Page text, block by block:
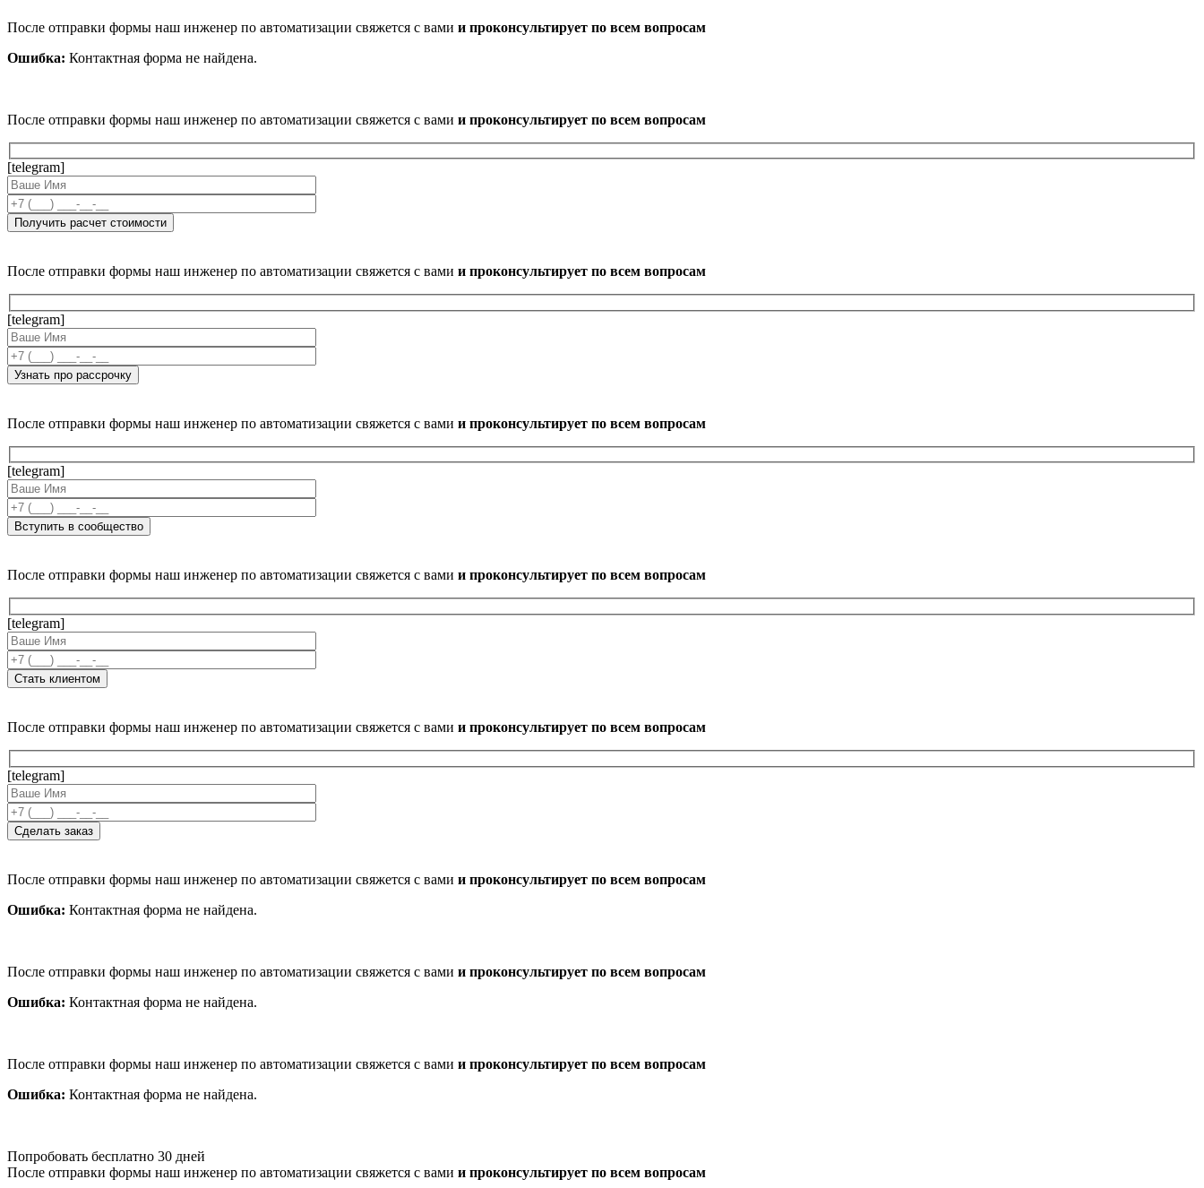
После отправки формы наш инженер по автоматизации свяжется с вами и проконсультирует по всем вопросам
Ошибка: Контактная форма не найдена.
После отправки формы наш инженер по автоматизации свяжется с вами и проконсультирует по всем вопросам
[telegram]
После отправки формы наш инженер по автоматизации свяжется с вами и проконсультирует по всем вопросам
[telegram]
После отправки формы наш инженер по автоматизации свяжется с вами и проконсультирует по всем вопросам
[telegram]
После отправки формы наш инженер по автоматизации свяжется с вами и проконсультирует по всем вопросам
[telegram]
После отправки формы наш инженер по автоматизации свяжется с вами и проконсультирует по всем вопросам
[telegram]
После отправки формы наш инженер по автоматизации свяжется с вами и проконсультирует по всем вопросам
Ошибка: Контактная форма не найдена.
После отправки формы наш инженер по автоматизации свяжется с вами и проконсультирует по всем вопросам
Ошибка: Контактная форма не найдена.
После отправки формы наш инженер по автоматизации свяжется с вами и проконсультирует по всем вопросам
Ошибка: Контактная форма не найдена.
Попробовать бесплатно 30 дней
После отправки формы наш инженер по автоматизации свяжется с вами и проконсультирует по всем вопросам